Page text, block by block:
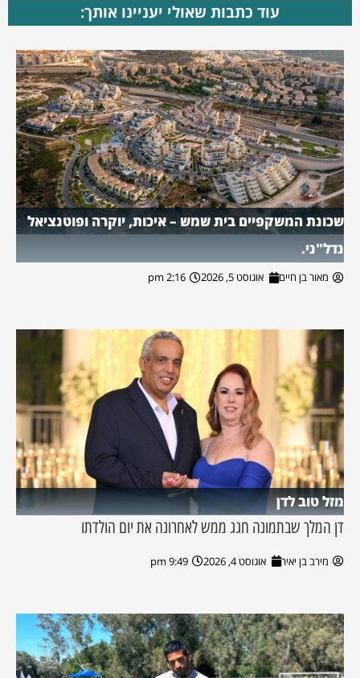
עוד כתבות שאולי יעניינו אותך:
שכונת המשקפיים בית שמש – איכות, יוקרה ופוטנציאל
נדל"ני.
מאור בן חיים אוגוסט 5, 2026 2:16 pm
מזל טוב לדן
דן המלך שבתמונה חגג ממש לאחרונה את יום הולדתו
מירב בן יאיר אוגוסט 4, 2026 9:49 pm